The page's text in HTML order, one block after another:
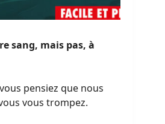
sang, mais pas, à
pensiez que nous
vous trompez.